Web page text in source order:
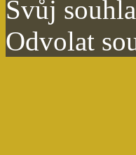
Svůj
Odvolat